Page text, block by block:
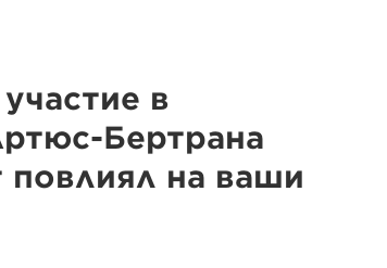
в
Бертрана
повлиял на ваши